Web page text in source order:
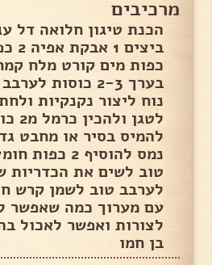
מרכיבים
כפות מים קורט מלח
בערך 2-3 כוסות
נוח ליצור נקנקיות
להמיס בסיר או מחבט
נמס להוסיף 2
טוב לשים את הכדריות
לערבב טוב לשמן קרש
עם מערוך כמה שאפשר
לצורות ואפשר לאכול
בן חמו